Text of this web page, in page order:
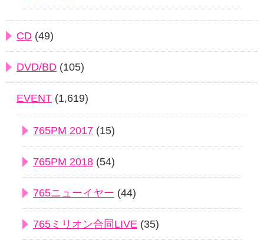
CD (49)
DVD/BD (105)
EVENT (1,619)
765PM 2017 (15)
765PM 2018 (54)
765ニューイヤー (44)
765ミリオン合同LIVE (35)